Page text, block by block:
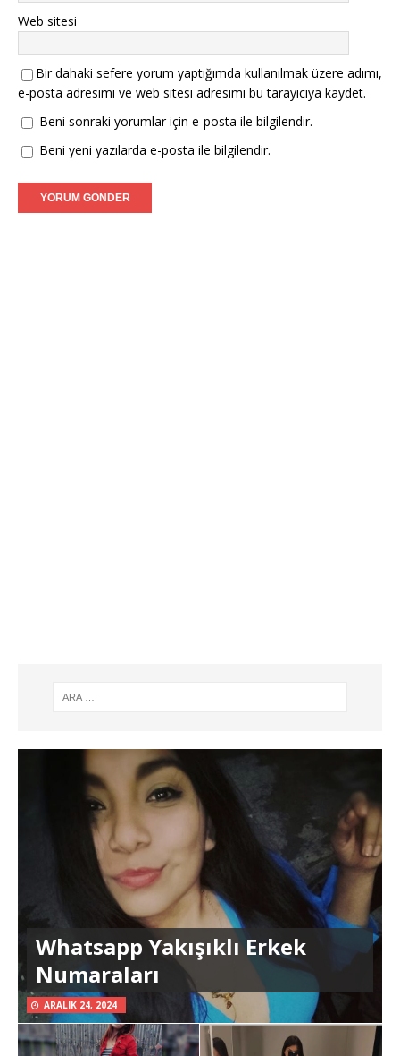
Web sitesi
Bir dahaki sefere yorum yaptığımda kullanılmak üzere adımı,
e-posta adresimi ve web sitesi adresimi bu tarayıcıya kaydet.
Beni sonraki yorumlar için e-posta ile bilgilendir.
Beni yeni yazılarda e-posta ile bilgilendir.
Whatsapp Yakışıklı Erkek
Numaraları
ARALIK 24, 2024